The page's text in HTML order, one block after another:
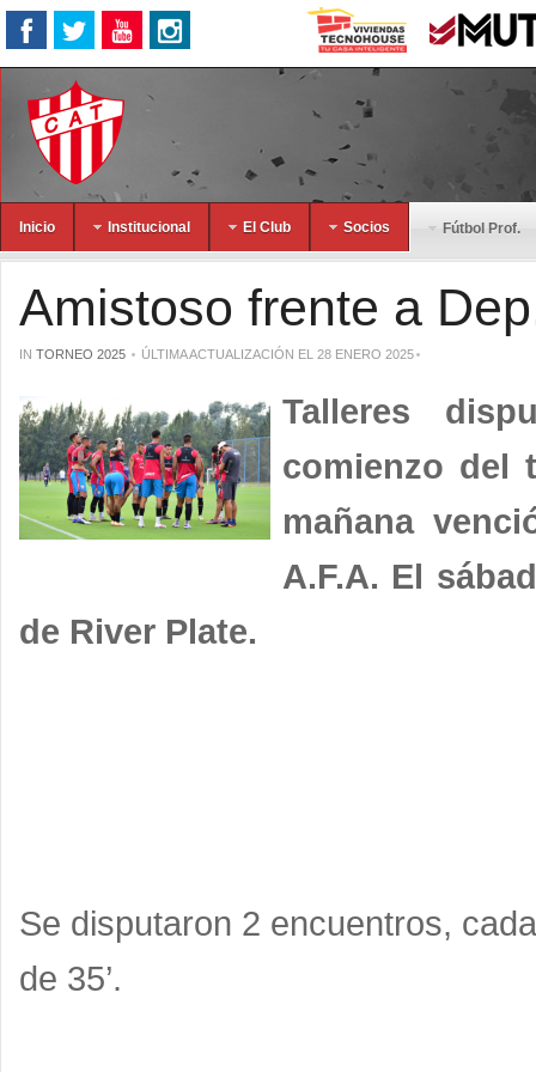
Inicio Institucional El Club Socios Fútbol Prof.
Amistoso frente a
IN TORNEO 2025 ÚLTIMA ACTUALIZACIÓN EL 28 ENERO 2025
Talleres
comienzo del
mañana
A.F.A. El
de River Plate.
Se disputaron 2 encuentros,
de 35’.